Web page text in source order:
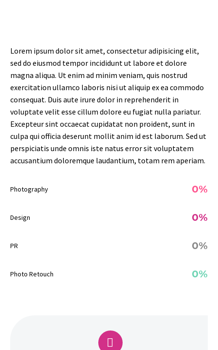
Lorem ipsum dolor sit amet, consectetur adipisicing elit,
sed do eiusmod tempor incididunt ut labore et dolore
magna aliqua. Ut enim ad minim veniam, quis nostrud
exercitation ullamco laboris nisi ut aliquip ex ea commodo
consequat. Duis aute irure dolor in reprehenderit in
voluptate velit esse cillum dolore eu fugiat nulla pariatur.
Excepteur sint occaecat cupidatat non proident, sunt in
culpa qui officia deserunt mollit anim id est laborum. Sed ut
perspiciatis unde omnis iste natus error sit voluptatem
accusantium doloremque laudantium, totam rem aperiam.
Photography 0%
Design 0%
PR 0%
Photo Retouch 0%

